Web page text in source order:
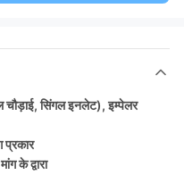
सिंगल इनलेट), इम्पेलर
के द्वारा